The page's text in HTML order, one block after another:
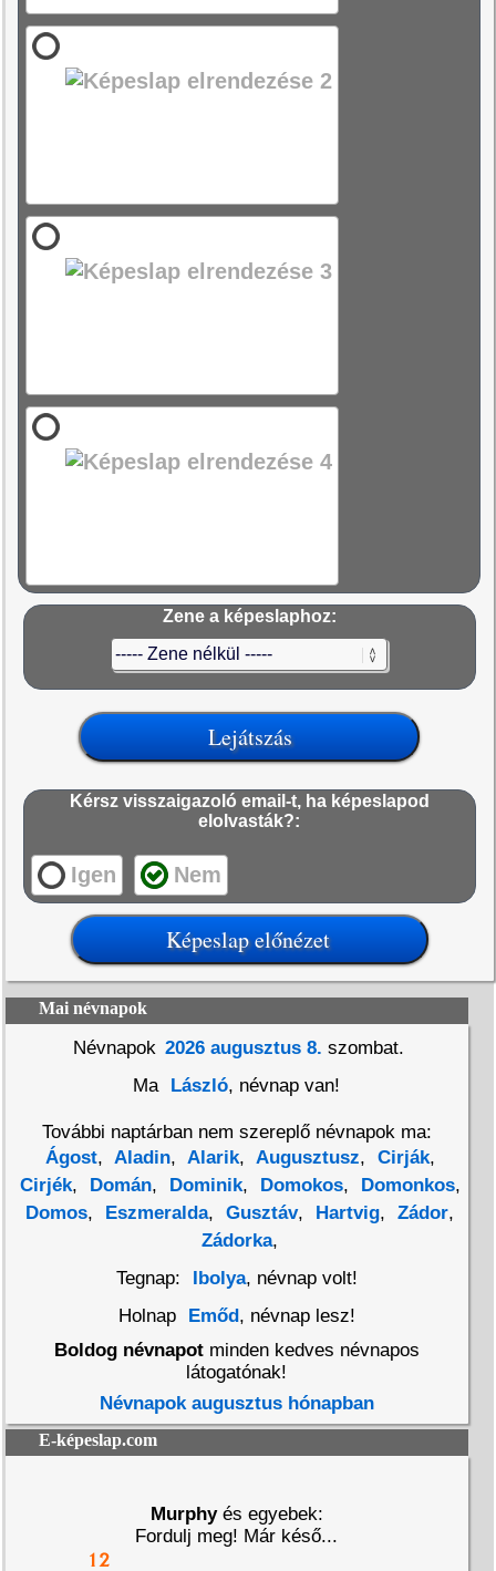
Zene a képeslaphoz:
Kérsz visszaigazoló email-t, ha képeslapod
elolvasták?:
Igen Nem
Mai névnapok
Névnapok 2026 augusztus 8. szombat.
Ma
László, névnap van!
További naptárban nem szereplő névnapok ma:
Ágost, Aladin, Alarik, Augusztusz, Cirják,
Cirjék, Domán, Dominik, Domokos, Domonkos,
Domos, Eszmeralda, Gusztáv, Hartvig, Zádor,
Zádorka,
Tegnap:
Ibolya, névnap volt!
Holnap
Emőd , névnap lesz!
Boldog névnapotminden kedves névnapos
látogatónak!
Névnapok augusztus hónapban
E-képeslap.com
Murphyés egyebek:
Fordulj meg! Már késő...